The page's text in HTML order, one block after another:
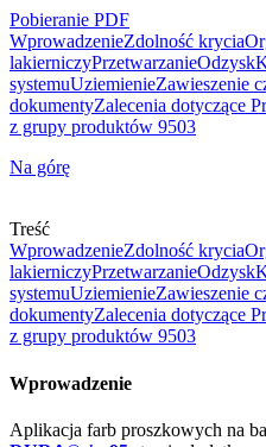
Pobieranie PDF
WprowadzenieZdolność krycia
lakierniczyPrzetwarzanieOdzysk
systemuUziemienieZawieszenie
dokumentyZalecenia dotyczące
z grupy produktów 9503
Na górę
Treść
WprowadzenieZdolność krycia
lakierniczyPrzetwarzanieOdzysk
systemuUziemienieZawieszenie
dokumentyZalecenia dotyczące
z grupy produktów 9503
Wprowadzenie
Aplikacja farb proszkowych na